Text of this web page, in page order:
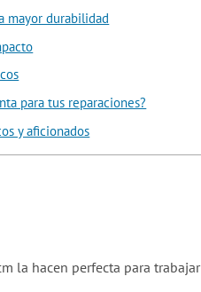
mayor durabilidad
para tus reparaciones?
y aficionados
la hacen perfecta para